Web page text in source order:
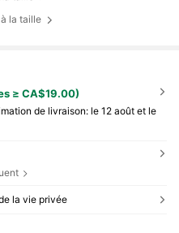
la taille
≥ CA$19.00)
de livraison: le 12 août et le
la vie privée